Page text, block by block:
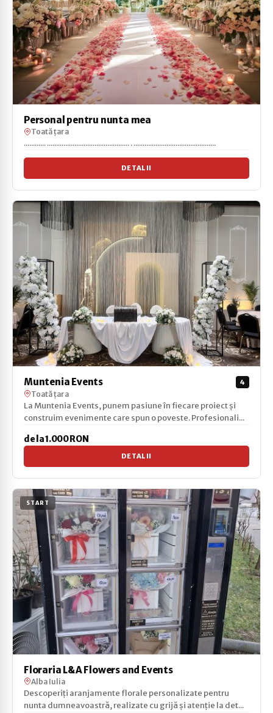
Personal pentru nunta mea
Toată țara
............ ............................................. . .............................................
DETALII
Muntenia Events 4
Toată țara
La Muntenia Events, punem pasiune în fiecare proiect și
construim evenimente care spun o poveste. Profesionali...
de la 1.000 RON
DETALII
START
Floraria L&A Flowers and Events
Alba Iulia
Descoperiți aranjamente florale personalizate pentru
nunta dumneavoastră, realizate cu grijă și atenție la det...